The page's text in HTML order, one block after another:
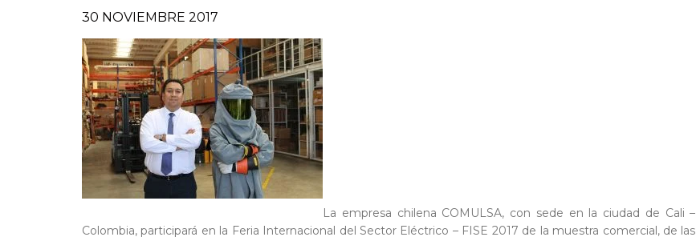
30 NOVIEMBRE 2017
La empresa chilena COMULSA, con sede en la ciudad de Cali –
Colombia, participará en la Feria Internacional del Sector Eléctrico – FISE 2017 de la muestra comercial, de las